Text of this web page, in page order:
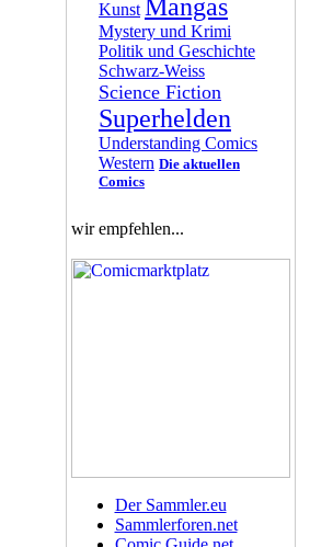
Kunst Mangas
Mystery und Krimi
Politik und Geschichte
Schwarz-Weiss
Science Fiction
Superhelden
Understanding Comics
Western Die aktuellen
Comics
wir empfehlen...
Der Sammler.eu
Sammlerforen.net